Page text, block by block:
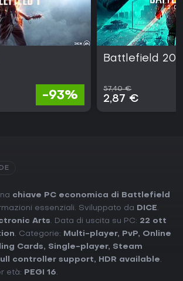
-93%
Battlefield
57,40 €
2,87 €
chiave PC economica di Battlefield
essenziali. Sviluppato da DICE.
Arts. Data di uscita su PC: 22 ott
. Categorie: Multi-player, PvP, Online
Cards, Single-player, Steam
controller support, HDR available.
età:
PEGI 16.